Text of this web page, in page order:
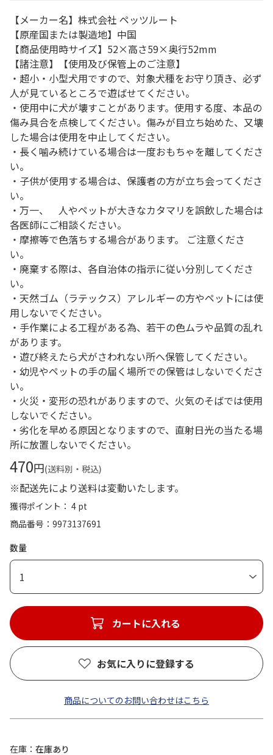
【メーカー名】株式会社 ペッツルート
【原産国または製造地】中国
【商品使用時サイズ】52×高さ59×奥行52mm
【諸注意】【使用及び保管上のご注意】
・超小・小型犬用ですので、対象犬種をお守り頂き、必ず
人が見ているところで遊ばせてください。
・使用中に犬が壊すことがあります。使用する度、本品の
傷み具合を点検してください。傷みが目立ち始めた、又壊
した場合は使用を中止してください。
・長く噛み続けている場合は一度おもちゃを離してくださ
い。
・子供が使用する場合は、保護者の方が立ち会ってくださ
い。
・万一、 人やペットが大きなカタマリを誤飲した場合は
各医師にご相談ください。
・摩擦等で色落ちする場合があります。 ご注意くださ
い。
・廃棄する際は、各自治体の指示に従い分別してくださ
い。
・天然ゴム（ラテックス）アレルギーの方やペットには使
用しないでください。
・手作業による工程がある為、若干の色ムラや品質の乱れ
があります。
・遊び終えたら犬がさわれない所へ保管してください。
・幼児やペットの手の届く場所での保管はしないでくださ
い。
・火災・変形の恐れがありますので、火気のそばでは使用
しないでください。
・劣化を早める原因となりますので、直射日光の当たる場
所に放置しないでください。
470円(送料別・税込)
※配送先により送料は変動いたします。
獲得ポイント： 4 pt
商品番号
9973137691
数量
1
カートに入れる
お気に入りに登録する
商品についてのお問い合わせはこちら
在庫 在庫あり